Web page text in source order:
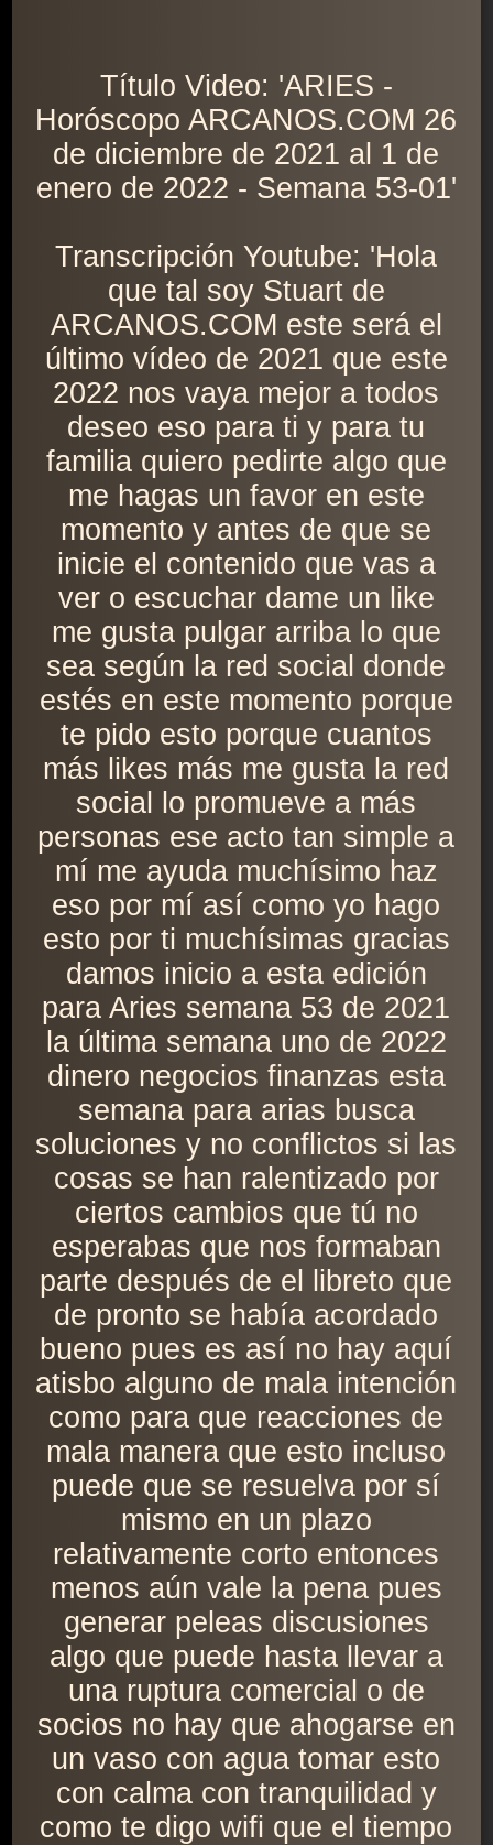
Título Video: 'ARIES -
Horóscopo ARCANOS.COM 26
de diciembre de 2021 al 1 de
enero de 2022 - Semana 53-01'
Transcripción Youtube: 'Hola
que tal soy Stuart de
ARCANOS.COM este será el
último vídeo de 2021 que este
2022 nos vaya mejor a todos
deseo eso para ti y para tu
familia quiero pedirte algo que
me hagas un favor en este
momento y antes de que se
inicie el contenido que vas a
ver o escuchar dame un like
me gusta pulgar arriba lo que
sea según la red social donde
estés en este momento porque
te pido esto porque cuantos
más likes más me gusta la red
social lo promueve a más
personas ese acto tan simple a
mí me ayuda muchísimo haz
eso por mí así como yo hago
esto por ti muchísimas gracias
damos inicio a esta edición
para Aries semana 53 de 2021
la última semana uno de 2022
dinero negocios finanzas esta
semana para arias busca
soluciones y no conflictos si las
cosas se han ralentizado por
ciertos cambios que tú no
esperabas que nos formaban
parte después de el libreto que
de pronto se había acordado
bueno pues es así no hay aquí
atisbo alguno de mala intención
como para que reacciones de
mala manera que esto incluso
puede que se resuelva por sí
mismo en un plazo
relativamente corto entonces
menos aún vale la pena pues
generar peleas discusiones
algo que puede hasta llevar a
una ruptura comercial o de
socios no hay que ahogarse en
un vaso con agua tomar esto
con calma con tranquilidad y
como te digo wifi que el tiempo